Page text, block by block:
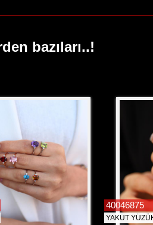
bazıları..!
40046875
YAKUT